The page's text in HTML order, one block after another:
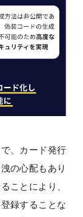
、カード発行
の心配もあり
ことにより、
録することな